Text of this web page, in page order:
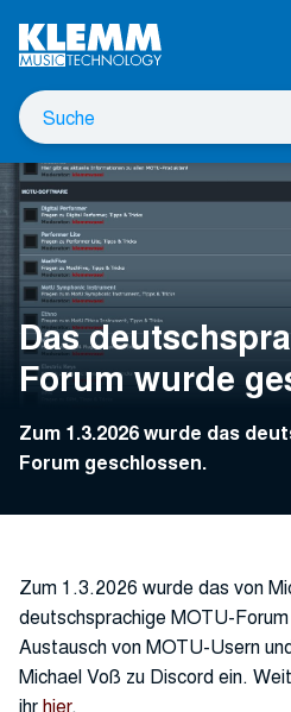
Hauptinhalt
Suche
nach
Das
Forum wurde
Zum 1.3.2026 wurde das
Forum geschlossen.
Zum 1.3.2026 wurde das von
deutschsprachige MOTU-
Austausch von MOTU-Usern
Michael Voß zu Discord ein.
ihrhier.